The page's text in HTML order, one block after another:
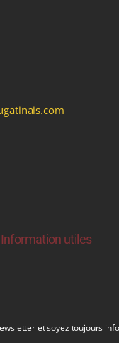
Information utiles
et soyez toujours